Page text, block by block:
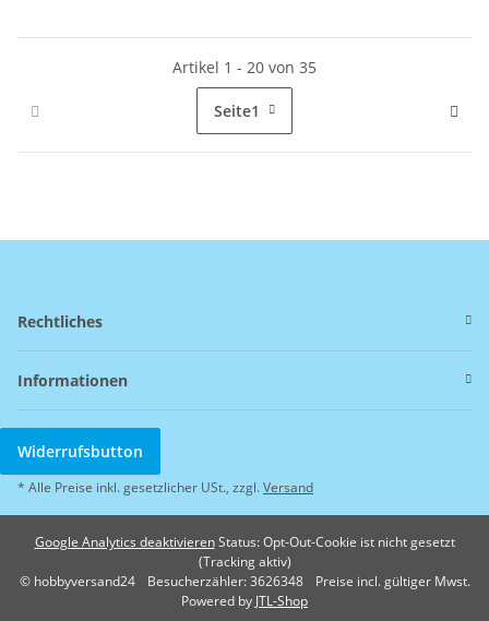
Artikel 1 - 20 von 35
Seite1
Rechtliches
Informationen
Widerrufsbutton
* Alle Preise inkl. gesetzlicher USt., zzgl.Versand
Google Analytics deaktivieren Status: Opt-Out-Cookie ist nicht gesetzt
(Tracking aktiv)
© hobbyversand24
Besucherzähler: 3626348
Preise incl. gültiger Mwst.
Powered by JTL-Shop